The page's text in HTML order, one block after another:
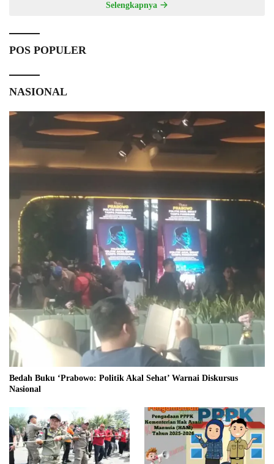
Selengkapnya
POS POPULER
NASIONAL
Bedah Buku ‘Prabowo: Politik Akal Sehat’ Warnai Diskursus
Nasional